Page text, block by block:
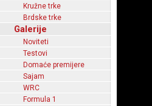
Kružne trke
Brdske trke
Galerije
Noviteti
Testovi
Domaće premijere
Sajam
WRC
Formula 1